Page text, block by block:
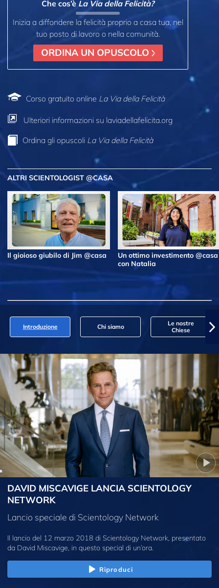
Che cos’è La Via della Felicità?
Inizia a diffondere la felicità proprio a casa tua, nel
tuo posto di lavoro o nella comunità.
ORDINA UN OPUSCOLO
Corso gratuito online La Via della Felicità
Ulteriori informazioni su laviadellafelicita.org
Ordina gli opuscoli La Via della Felicità
ALTRI SCIENTOLOGIST @CASA
Il gioioso giubilo di Jim @casa
Un ottimo investimento @casa
con Natalia
Introduzione Chi siamo
Le nostre
Chiese
DAVID MISCAVIGE LANCIA SCIENTOLOGY
NETWORK
Lancio speciale di Scientology Network
Il lancio del 12 marzo 2018 di Scientology Network, presentato
da David Miscavige, in questo special di un’ora.
Riproduci